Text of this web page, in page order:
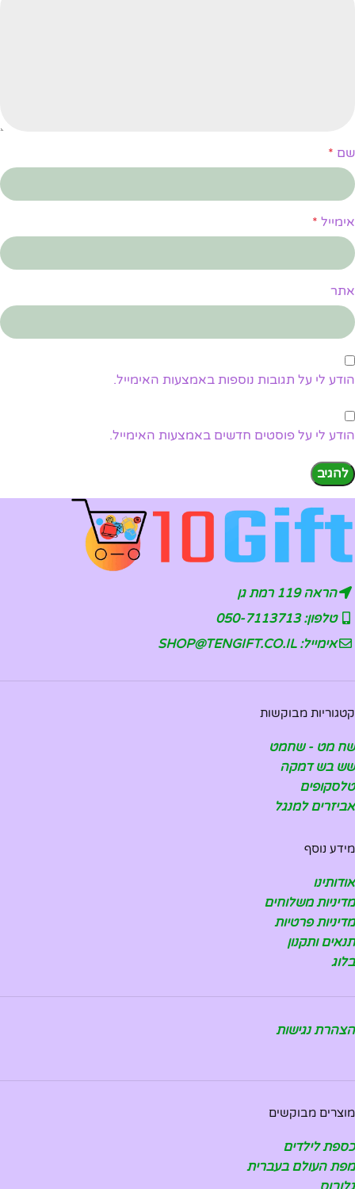
שם *
אימייל *
אתר
הודע לי על תגובות נוספות באמצעות האימייל.
הודע לי על פוסטים חדשים באמצעות האימייל.
הראה 119 רמת גן
טלפון: 050-7113713
אימייל: SHOP@TENGIFT.CO.IL
קטגוריות מבוקשות
שח מט - שחמט
שש בש דמקה
טלסקופים
אביזרים למנגל
מידע נוסף
אודותינו
מדיניות משלוחים
מדיניות פרטיות
תנאים ותקנון
בלוג
הצהרת נגישות
מוצרים מבוקשים
כספת לילדים
מפת העולם בעברית